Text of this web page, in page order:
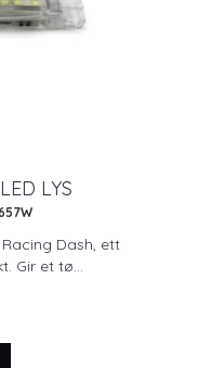
LYS
Dash, ett
Gir et tø...